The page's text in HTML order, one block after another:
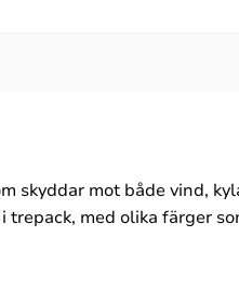
skyddar mot både vind,
med olika färger